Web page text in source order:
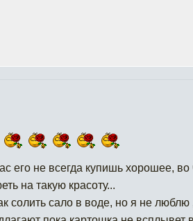
его не всегда купишь хорошее, во
на такую красоту...
солить сало в воде, но я не люблю